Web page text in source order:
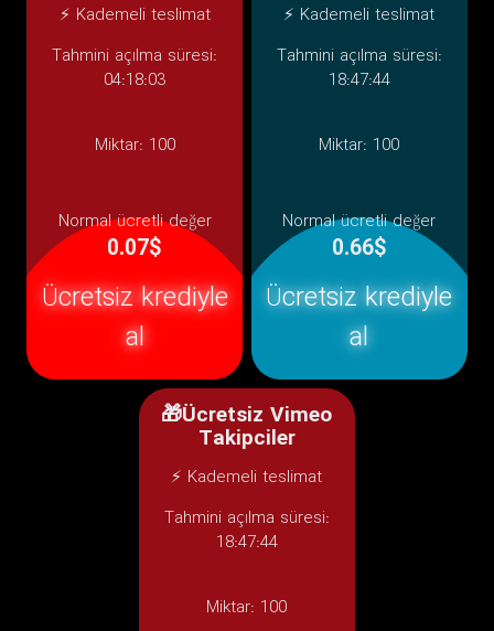
⚡ Kademeli teslimat
Tahmini açılma süresi:
04:18:03
Miktar: 100
Normal ücretli değer
0.07$
Ücretsiz krediyle
al
⚡ Kademeli teslimat
Tahmini açılma süresi:
18:47:44
Miktar: 100
Normal ücretli değer
0.66$
Ücretsiz krediyle
al
🎁Ücretsiz Vimeo
Takipciler
⚡ Kademeli teslimat
Tahmini açılma süresi:
18:47:44
Miktar: 100